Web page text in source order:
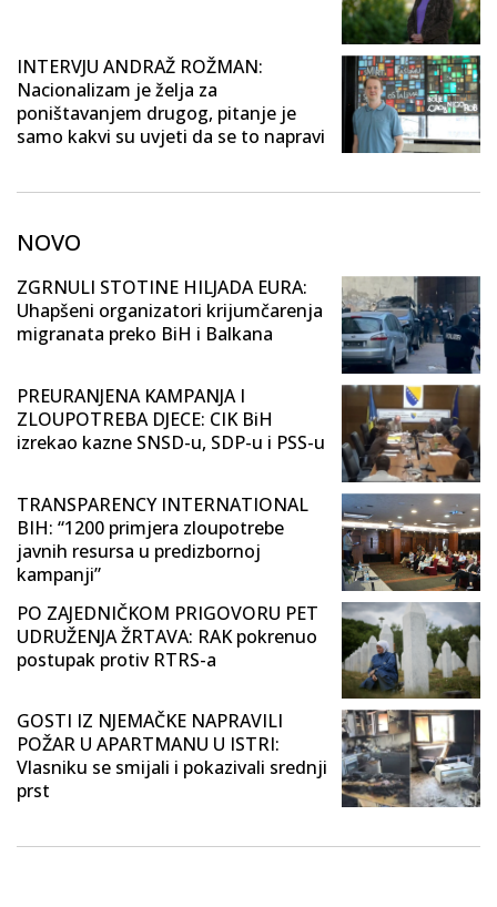
INTERVJU ANDRAŽ ROŽMAN:
Nacionalizam je želja za
poništavanjem drugog, pitanje je
samo kakvi su uvjeti da se to napravi
NOVO
ZGRNULI STOTINE HILJADA EURA:
Uhapšeni organizatori krijumčarenja
migranata preko BiH i Balkana
PREURANJENA KAMPANJA I
ZLOUPOTREBA DJECE: CIK BiH
izrekao kazne SNSD-u, SDP-u i PSS-u
TRANSPARENCY INTERNATIONAL
BIH: “1200 primjera zloupotrebe
javnih resursa u predizbornoj
kampanji”
PO ZAJEDNIČKOM PRIGOVORU PET
UDRUŽENJA ŽRTAVA: RAK pokrenuo
postupak protiv RTRS-a
GOSTI IZ NJEMAČKE NAPRAVILI
POŽAR U APARTMANU U ISTRI:
Vlasniku se smijali i pokazivali srednji
prst